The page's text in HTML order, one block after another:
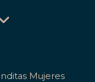
Mujeres